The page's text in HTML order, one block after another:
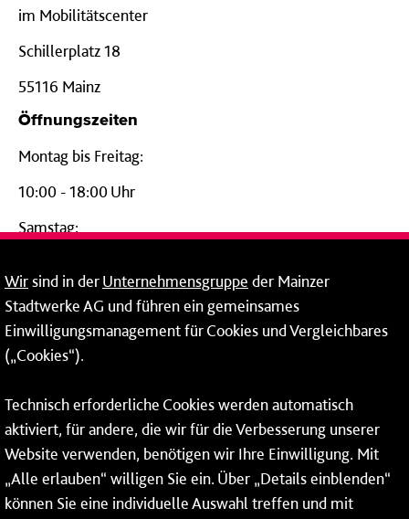
im Mobilitätscenter
Schillerplatz 18
55116 Mainz
Öffnungszeiten
Montag bis Freitag:
10:00 - 18:00 Uhr
Samstag:
24-Stunden-Telefon*
06131 – 12 77 77
Fax: 06131 – 12 66 66
* Montags bis freitags bis 7 und ab 18 Uhr sowie an
Wochenenden und Feiertagen ganztags werden Ihre
Anrufe je nach Themenauswahl an ein Callcenter des
RMV oder von nextbike weitergeleitet. Dort erhalten Sie
Wirsind in derUnternehmensgruppe der Mainzer
Stadtwerke AG und führen ein gemeinsames
Einwilligungsmanagement für Cookies und Vergleichbares
(„Cookies“).
Technisch erforderliche Cookies werden automatisch
aktiviert, für andere, die wir für die Verbesserung unserer
Website verwenden, benötigen wir Ihre Einwilligung. Mit
„Alle erlauben“ willigen Sie ein. Über „Details einblenden“
können Sie eine individuelle Auswahl treffen und mit